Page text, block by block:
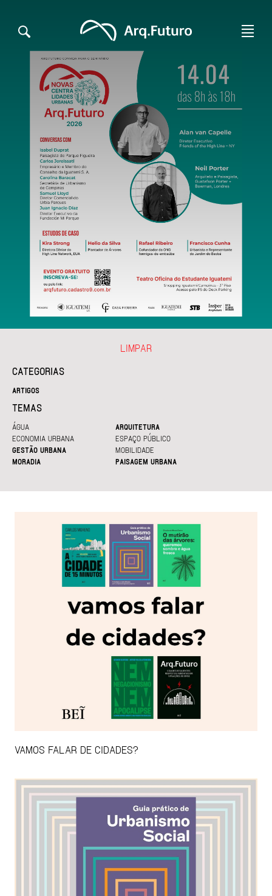
CATEGORIAS
ARTIGOS
TEMAS
ÁGUA
ARQUITETURA
ECONOMIA URBANA
ESPAÇO PÚBLICO
GESTÃO URBANA
MOBILIDADE
MORADIA
PAISAGEM URBANA
LIMPAR
VAMOS FALAR DE CIDADES?